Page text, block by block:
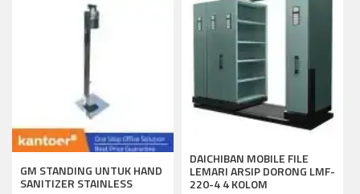
GM STANDING UNTUK HAND
SANITIZER STAINLESS
DAICHIBAN MOBILE FILE
LEMARI ARSIP DORONG LMF-
220-4 4 KOLOM